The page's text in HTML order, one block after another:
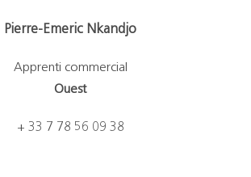
Pierre-Emeric Nkandjo
Apprenti commercial
Ouest
+ 33 7 78 56 09 38